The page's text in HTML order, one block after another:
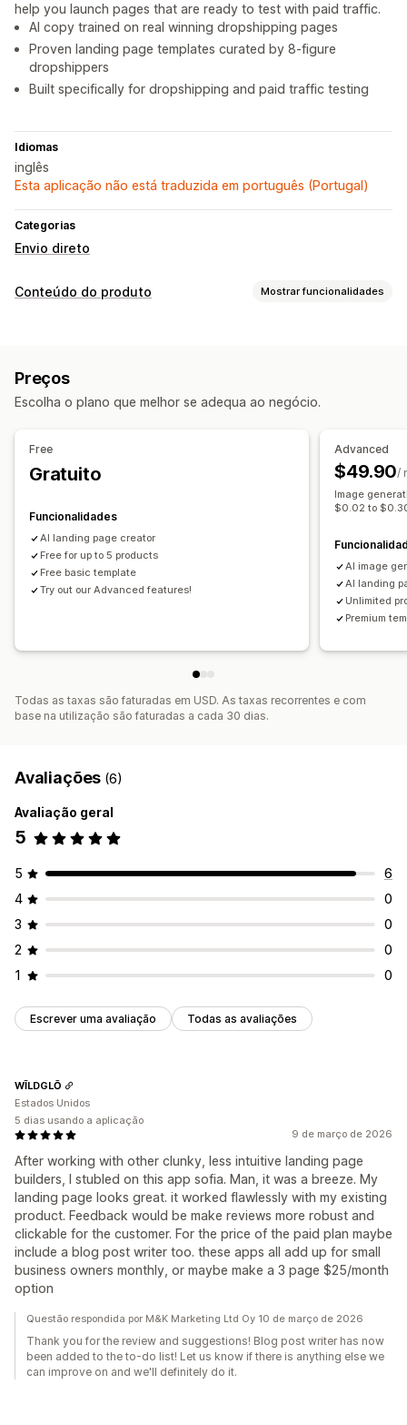
help you launch pages that are ready to test with paid traffic.
AI copy trained on real winning dropshipping pages
Proven landing page templates curated by 8-figure
dropshippers
Built specifically for dropshipping and paid traffic testing
Idiomas
inglês
Esta aplicação não está traduzida em português (Portugal)
Categorias
Envio direto
Conteúdo do produto Mostrar funcionalidades
Criação de conteúdos
Preços
Escolha o plano que melhor se adequa ao negócio.
Free
Gratuito
Funcionalidades
AI landing page creator
Free for up to 5 products
Free basic template
Try out our Advanced features!
Advanced
$49.90/
Image
$0.02 to
AI image
AI landing
Unlimited
Premium
Todas as taxas são faturadas em USD. As taxas recorrentes e com
base na utilização são faturadas a cada 30 dias.
Avaliações (6)
Avaliação geral
5
5
6
4
0
3
0
2
0
1
0
Escrever uma avaliação Todas as avaliações
9 de março de 2026
After working with other clunky, less intuitive landing page
builders, I stubled on this app sofia. Man, it was a breeze. My
landing page looks great. it worked flawlessly with my existing
product. Feedback would be make reviews more robust and
clickable for the customer. For the price of the paid plan maybe
include a blog post writer too. these apps all add up for small
business owners monthly, or maybe make a 3 page $25/month
option
WĪLDGLŌ
Estados Unidos
5 dias usando a aplicação
Questão respondida por M&K Marketing Ltd Oy 10 de março de 2026
Thank you for the review and suggestions! Blog post writer has now
been added to the to-do list! Let us know if there is anything else we
can improve on and we'll definitely do it.